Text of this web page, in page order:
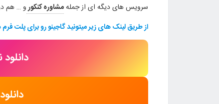
سرویس های دیگه ای از جملهمشاوره کنکورو … هم
از طریق لینک های زیر میتونید گاجینو رو برای پلت
دانلود